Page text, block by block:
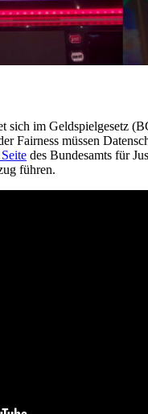
im Geldspielgesetz
Fairness müssen
des Bundesamts für
führen.